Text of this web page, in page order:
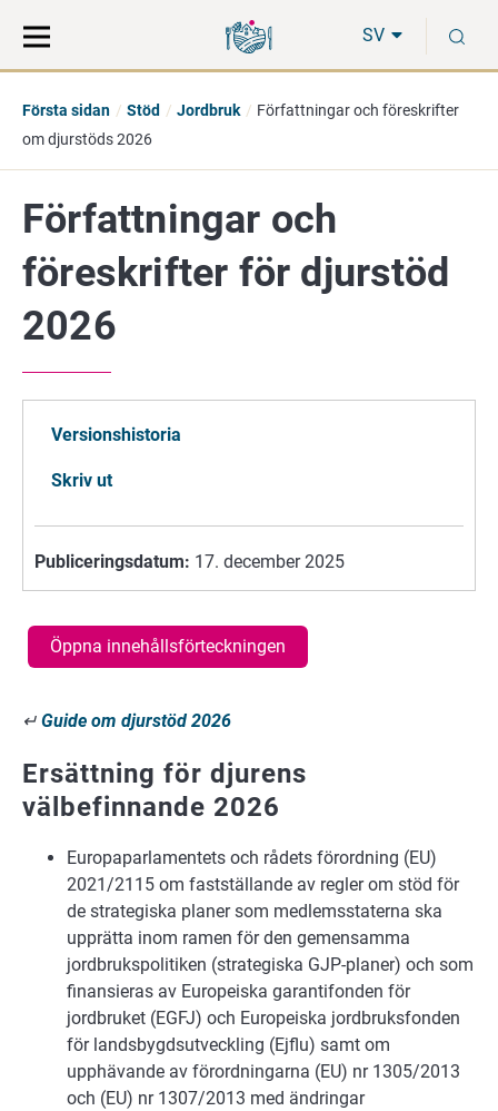
direkt
till
på
hela
SV
Första sidan Stöd Jordbruk
Författningar och föreskrifter
om djurstöds 2026
Författningar och
föreskrifter för djurstöd
2026
Versionshistoria
Skriv ut
Publiceringsdatum: 17. december 2025
Öppna innehållsförteckningen
↵ Guide om djurstöd 2026
Ersättning för djurens
välbefinnande 2026
Europaparlamentets och rådets förordning (EU)
2021/2115 om fastställande av regler om stöd för
de strategiska planer som medlemsstaterna ska
upprätta inom ramen för den gemensamma
jordbrukspolitiken (strategiska GJP-planer) och som
finansieras av Europeiska garantifonden för
jordbruket (EGFJ) och Europeiska jordbruksfonden
för landsbygdsutveckling (Ejflu) samt om
upphävande av förordningarna (EU) nr 1305/2013
och (EU) nr 1307/2013 med ändringar